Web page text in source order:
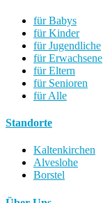
für Babys
für Kinder
für Jugendliche
für Erwachsene
für Eltern
für Senioren
für Alle
Standorte
Kaltenkirchen
Alveslohe
Borstel